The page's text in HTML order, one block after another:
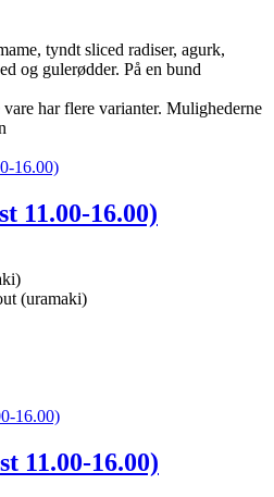
tyndt sliced radiser, agurk,
og gulerødder. På en bund
vare har flere varianter. Mulighederne
11.00-16.00)
(uramaki)
11.00-16.00)